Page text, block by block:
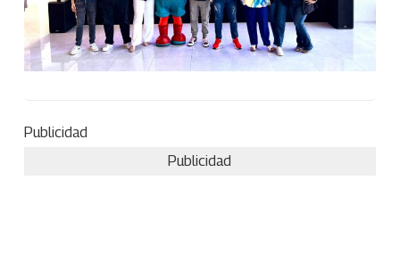
Publicidad
Publicidad